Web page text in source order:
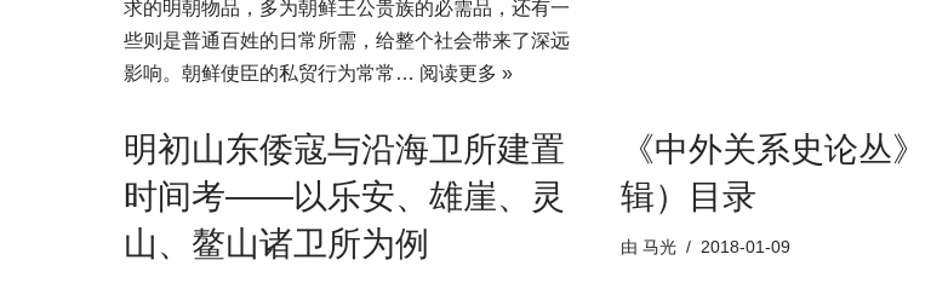
求的明朝物品，多为朝鲜王公贵族的必需品，还有一
些则是普通百姓的日常所需，给整个社会带来了深远
影响。朝鲜使臣的私贸行为常常… 阅读更多 »
明初山东倭寇与沿海卫所建置
时间考——以乐安、雄崖、灵
山、鳌山诸卫所为例
《中外关系史论丛
辑）目录
由 马光 2018-01-09